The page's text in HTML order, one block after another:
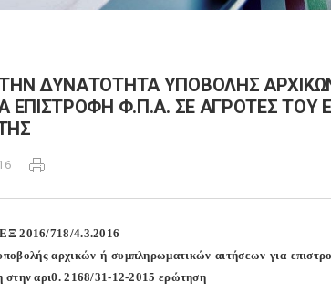
ΤΗΝ ΔΥΝΑΤΟΤΗΤΑ ΥΠΟΒΟΛΗΣ
ΕΠΙΣΤΡΟΦΗ Φ.Π.Α. ΣΕ ΑΓΡΟΤΕΣ ΤΟΥ
2016/718/4.3.2016
αρχικών ή συμπληρωματικών αιτήσεων για
στην αριθ. 2168/31-12-2015 ερώτηση